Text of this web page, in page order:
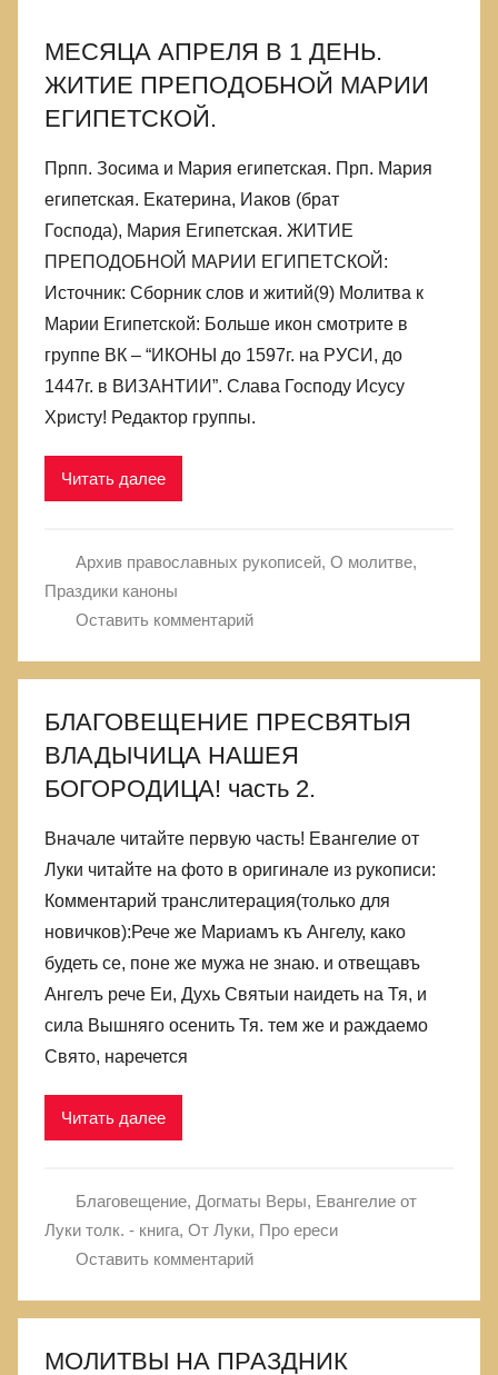
МЕСЯЦА АПРЕЛЯ В 1 ДЕНЬ.
ЖИТИЕ ПРЕПОДОБНОЙ МАРИИ
ЕГИПЕТСКОЙ.
Прпп. Зосима и Мария египетская. Прп. Мария
египетская. Екатерина, Иаков (брат
Господа), Мария Египетская. ЖИТИЕ
ПРЕПОДОБНОЙ МАРИИ ЕГИПЕТСКОЙ:
Источник: Сборник слов и житий(9) Молитва к
Марии Египетской: Больше икон смотрите в
группе ВК – “ИКОНЫ до 1597г. на РУСИ, до
1447г. в ВИЗАНТИИ”. Слава Господу Исусу
Христу! Редактор группы.
Читать далее
Архив православных рукописей, О молитве,
Праздики каноны
Оставить комментарий
БЛАГОВЕЩЕНИЕ ПРЕСВЯТЫЯ
ВЛАДЫЧИЦА НАШЕЯ
БОГОРОДИЦА! часть 2.
Вначале читайте первую часть! Евангелие от
Луки читайте на фото в оригинале из рукописи:
Комментарий транслитерация(только для
новичков):Рече же Мариамъ къ Ангелу, како
будеть се, поне же мужа не знаю. и отвещавъ
Ангелъ рече Еи, Духь Святыи наидеть на Тя, и
сила Вышняго осенить Тя. тем же и раждаемо
Свято, наречется
Читать далее
Благовещение, Догматы Веры, Евангелие от
Луки толк. - книга, От Луки, Про ереси
Оставить комментарий
МОЛИТВЫ НА ПРАЗДНИК